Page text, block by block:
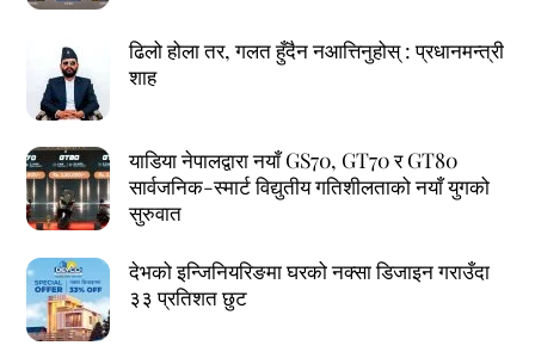
ढिलो होला तर, गलत हुँदैन नआत्तिनुहोस् : प्रधानमन्त्री
शाह
याडिया नेपालद्वारा नयाँ GS70, GT70 र GT80
सार्वजनिक-स्मार्ट विद्युतीय गतिशीलताको नयाँ युगको
सुरुवात
देभको इन्जिनियरिङमा घरको नक्सा डिजाइन गराउँदा
३३ प्रतिशत छुट